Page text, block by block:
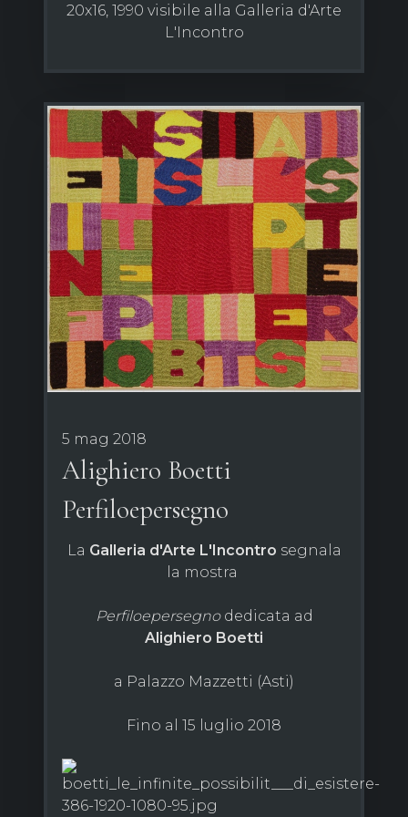
20x16, 1990 visibile alla Galleria d'Arte
L'Incontro
5 mag 2018
Alighiero Boetti
Perfiloepersegno
La Galleria d'Arte L'Incontro segnala
la mostra
Perfiloepersegnodedicata ad
Alighiero Boetti
a Palazzo Mazzetti (Asti)
Fino al 15 luglio 2018